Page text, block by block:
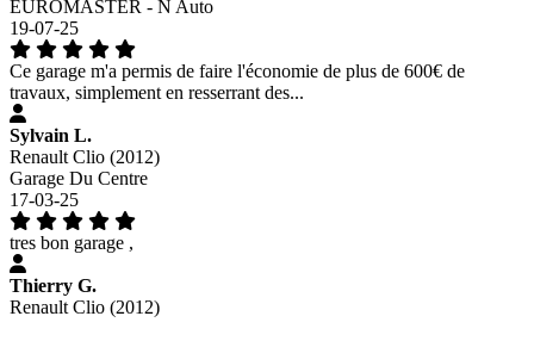
EUROMASTER - N Auto
19-07-25
Ce garage m'a permis de faire l'économie de plus de 600€ de
travaux, simplement en resserrant des...
Sylvain L.
Renault Clio (2012)
Garage Du Centre
17-03-25
tres bon garage ,
Thierry G.
Renault Clio (2012)